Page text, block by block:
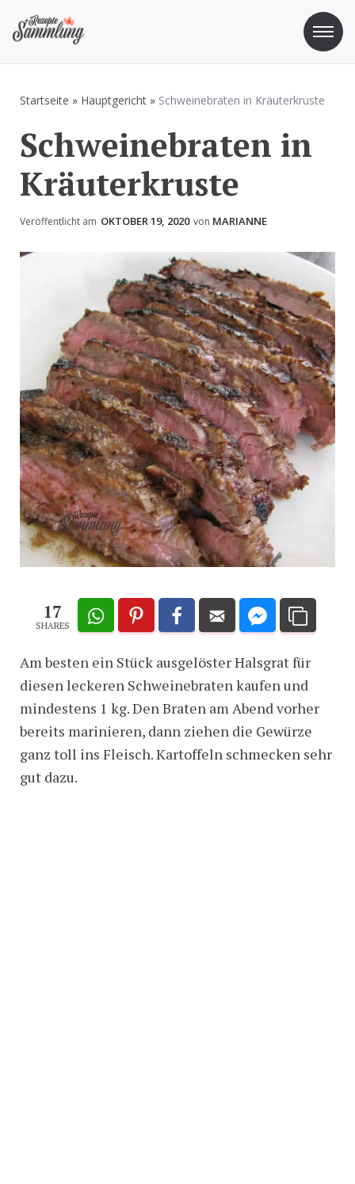
Inhalt
Startseite » Hauptgericht » Schweinebraten in Kräuterkruste
Schweinebraten in
Kräuterkruste
Veröffentlicht am OKTOBER 19, 2020 von MARIANNE
17
SHARES
Am besten ein Stück ausgelöster Halsgrat für
diesen leckeren Schweinebraten kaufen und
mindestens 1 kg. Den Braten am Abend vorher
bereits marinieren, dann ziehen die Gewürze
ganz toll ins Fleisch. Kartoffeln schmecken sehr
gut dazu.